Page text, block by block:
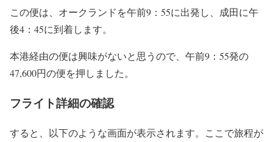
この便は、オークランドを午前9：55に出発し、成田に午
後4：45に到着します。
本港経由の便は興味がないと思うので、午前9：55発の
47,600円の便を押しました。
フライト詳細の確認
すると、以下のような画面が表示されます。ここで旅程が